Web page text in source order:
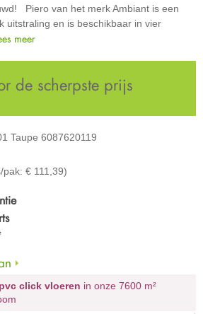
Piero van het merk Ambiant is een
uitstraling en is beschikbaar in vier
meer
de scherpste prijs
Taupe 6087620119
€ 111,39)
click vloeren in onze 7600 m²